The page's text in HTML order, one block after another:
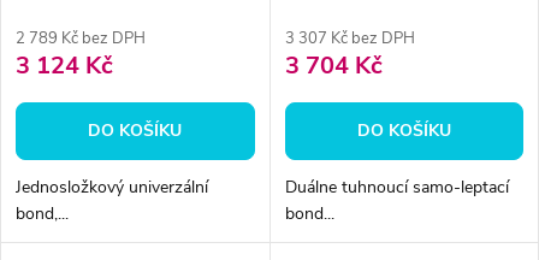
2 789 Kč bez DPH
3 124 Kč
DO KOŠÍKU
Jednosložkový univerzální
bond,...
3 307 Kč bez DPH
3 704 Kč
DO KOŠÍKU
Duálne tuhnoucí samo-leptací
bond...